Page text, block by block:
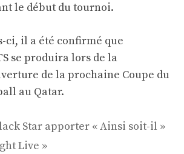
le début du tournoi.
ci, il a été confirmé que
se produira lors de la
de la prochaine Coupe du
au Qatar.
Star apporter « Ainsi soit-il »
Live »